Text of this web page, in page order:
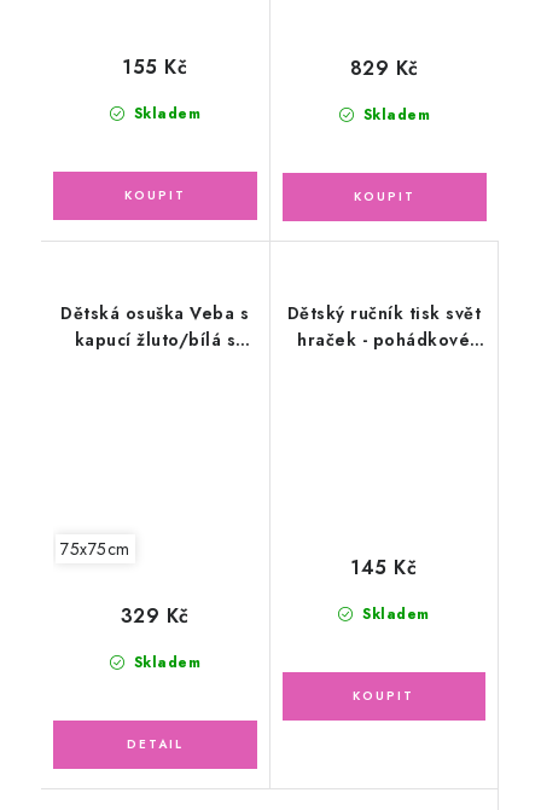
Skladem
155 Kč
Skladem
829 Kč
Dětská osuška Veba s
kapucí žluto/bílá s
75x75cm
Skladem
329 Kč
Dětský ručník tisk svět
hraček - pohádkové
Skladem
145 Kč